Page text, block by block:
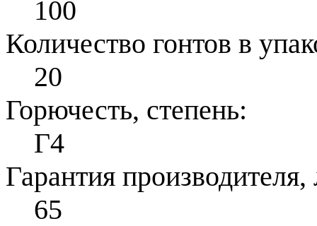
100
Количество гонтов в
20
Горючесть, степень:
Г4
Гарантия производителя,
65